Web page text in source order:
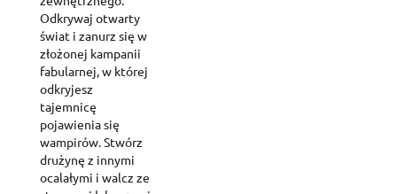
Odkrywaj otwarty
świat i zanurz się w
złożonej kampanii
fabularnej, w której
odkryjesz
tajemnicę
pojawienia się
wampirów. Stwórz
drużynę z innymi
ocalałymi i walcz ze